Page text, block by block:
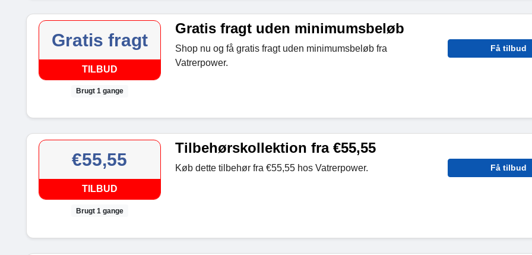
Gratis fragt
TILBUD
Brugt 1 gange
Gratis fragt uden minimumsbeløb
Shop nu og få gratis fragt uden minimumsbeløb fra
Vatrerpower.
Få tilbud
€55,55
TILBUD
Brugt 1 gange
Tilbehørskollektion fra €55,55
Køb dette tilbehør fra €55,55 hos Vatrerpower. Få tilbud